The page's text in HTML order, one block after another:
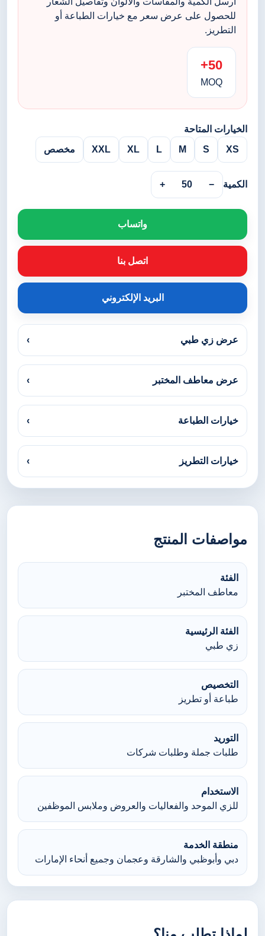
للحصول على عرض سعر مع خيارات الطباعة أو
التطريز.
50+
MOQ
الخيارات المتاحة
XS
S
M
L
XL
XXL مخصص
الكمية −
50
+
واتساب
اتصل بنا
البريد الإلكتروني
عرض زي طبي ›
عرض معاطف المختبر ›
خيارات الطباعة ›
خيارات التطريز ›
مواصفات المنتج
الفئة
معاطف المختبر
الفئة الرئيسية
زي طبي
التخصيص
طباعة أو تطريز
التوريد
طلبات جملة وطلبات شركات
الاستخدام
للزي الموحد والفعاليات والعروض وملابس الموظفين
منطقة الخدمة
دبي وأبوظبي والشارقة وعجمان وجميع أنحاء الإمارات